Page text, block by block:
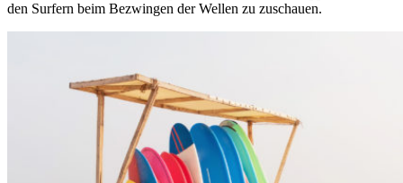
den Surfern beim Bezwingen der Wellen zu zuschauen.